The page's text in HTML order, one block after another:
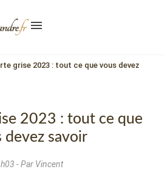
menu
grise 2023 : tout ce que vous devez
2023 : tout ce que
devez savoir
- Par Vincent